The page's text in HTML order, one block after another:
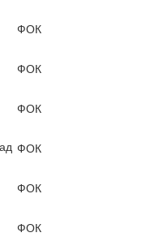
ФОК
ФОК
ФОК
ФОК
ФОК
ФОК